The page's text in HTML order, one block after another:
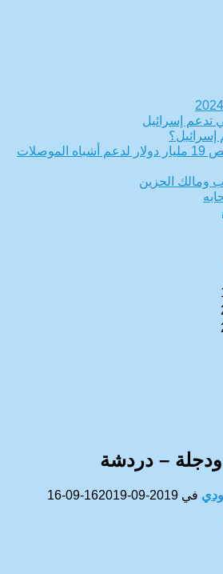
تدعم إسرائيل
كوريا الجنوبية تخصص 19 مليار دولار لدعم أشباه الموصلات
ومالك الحزين
ودجلة – دردشة
في 2019-09-16
2019-09-16